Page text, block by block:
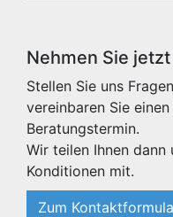
Nehmen Sie
Stellen Sie uns
vereinbaren Sie
Beratungstermin.
Wir teilen Ihnen dann
Konditionen mit.
Zum